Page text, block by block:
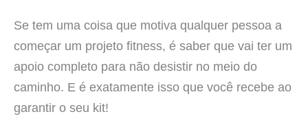
Se tem uma coisa que motiva qualquer pessoa a
começar um projeto fitness, é saber que vai ter um
apoio completo para não desistir no meio do
caminho. E é exatamente isso que você recebe ao
garantir o seu kit!